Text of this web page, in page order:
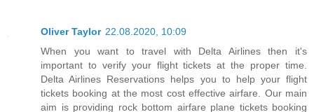
Oliver Taylor 22.08.2020, 10:09
When you want to travel with Delta Airlines then it's
important to verify your flight tickets at the proper time.
Delta Airlines Reservations helps you to help your flight
tickets booking at the most cost effective airfare. Our main
aim is providing rock bottom airfare plane tickets booking